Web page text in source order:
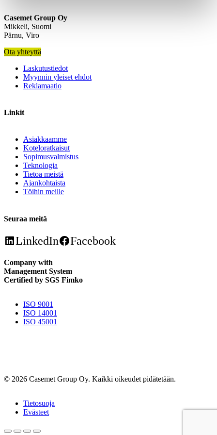
Casemet Group Oy
Mikkeli, Suomi
Pärnu, Viro
Ota yhteyttä
Laskutustiedot
Myynnin yleiset ehdot
Reklamaatio
Linkit
Asiakkaamme
Koteloratkaisut
Sopimusvalmistus
Teknologia
Tietoa meistä
Ajankohtaista
Töihin meille
Seuraa meitä
LinkedIn Facebook
Company with
Management System
Certified by SGS Fimko
ISO 9001
ISO 14001
ISO 45001
© 2026 Casemet Group Oy. Kaikki oikeudet pidätetään.
Tietosuoja
Evästeet